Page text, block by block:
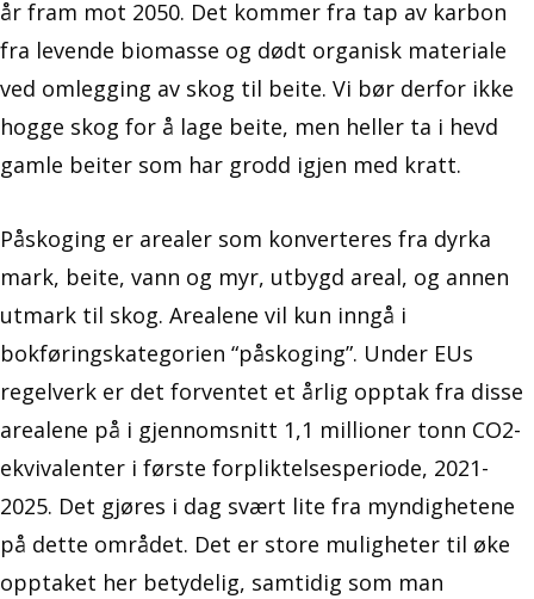
år fram mot 2050. Det kommer fra tap av karbon
fra levende biomasse og dødt organisk materiale
ved omlegging av skog til beite. Vi bør derfor ikke
hogge skog for å lage beite, men heller ta i hevd
gamle beiter som har grodd igjen med kratt.
Påskoging er arealer som konverteres fra dyrka
mark, beite, vann og myr, utbygd areal, og annen
utmark til skog. Arealene vil kun inngå i
bokføringskategorien “påskoging”. Under EUs
regelverk er det forventet et årlig opptak fra disse
arealene på i gjennomsnitt 1,1 millioner tonn CO2-
ekvivalenter i første forpliktelsesperiode, 2021-
2025. Det gjøres i dag svært lite fra myndighetene
på dette området. Det er store muligheter til øke
opptaket her betydelig, samtidig som man